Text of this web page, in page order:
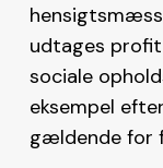
udtages
sociale
eksempel
gældende for